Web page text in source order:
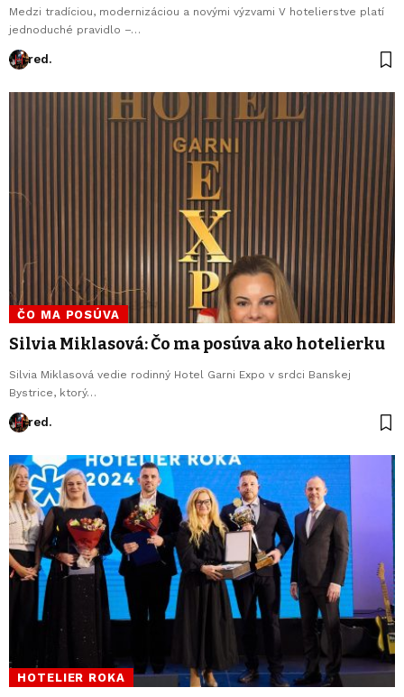
Medzi tradíciou, modernizáciou a novými výzvami V hotelierstve platí
jednoduché pravidlo –…
red.
ČO MA POSÚVA
Silvia Miklasová: Čo ma posúva ako hotelierku
Silvia Miklasová vedie rodinný Hotel Garni Expo v srdci Banskej
Bystrice, ktorý…
red.
HOTELIER ROKA